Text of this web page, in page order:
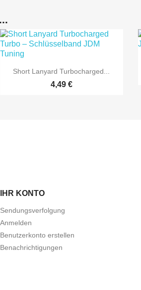
 Vorschau
Short Lanyard Turbocharged...
4,49 €
IHR KONTO
Sendungsverfolgung
Anmelden
Benutzerkonto erstellen
Benachrichtigungen